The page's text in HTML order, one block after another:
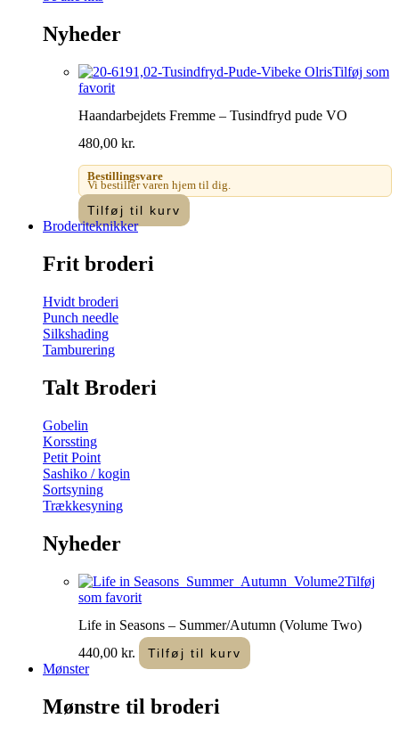
Nyheder
Tilføj som
favorit
Haandarbejdets Fremme – Tusindfryd pude VO
480,00 kr.
Bestillingsvare
Vi bestiller varen hjem til dig.
Tilføj til kurv
Broderiteknikker
Frit broderi
Hvidt broderi
Punch needle
Silkshading
Tamburering
Talt Broderi
Gobelin
Korssting
Petit Point
Sashiko / kogin
Sortsyning
Trækkesyning
Nyheder
Tilføj
som favorit
Life in Seasons – Summer/Autumn (Volume Two)
440,00 kr. Tilføj til kurv
Mønster
Mønstre til broderi